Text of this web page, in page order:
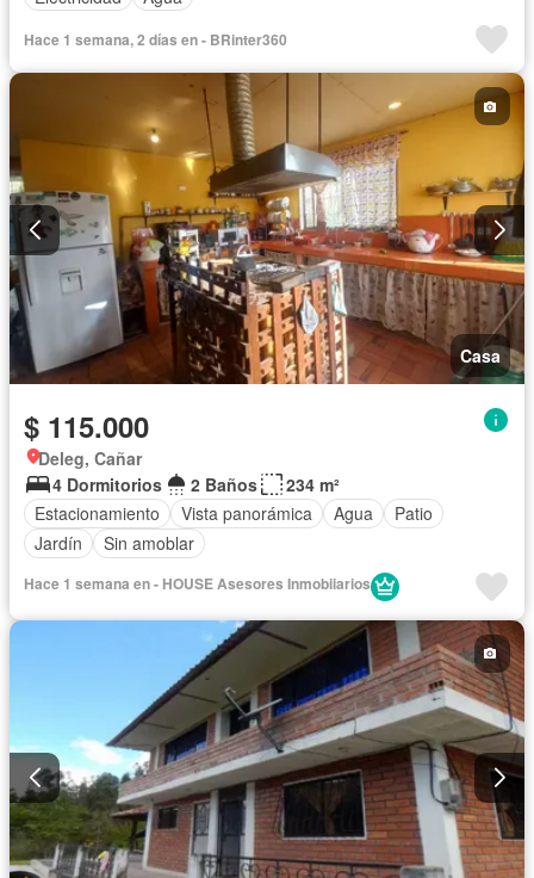
Hace 1 semana, 2 días en - BRinter360
Casa
$ 115.000
Deleg, Cañar
4 Dormitorios
2 Baños
234 m²
Estacionamiento
Vista panorámica Agua
Patio
Jardín
Sin amoblar
Hace 1 semana en - HOUSE Asesores Inmobiiarios